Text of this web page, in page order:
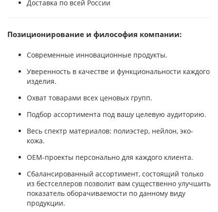
Доставка по всей России
Позиционирование и философия компании:
Современные инновационные продукты.
Уверенность в качестве и функциональности каждого
изделия.
Охват товарами всех ценовых групп.
Подбор ассортимента под вашу целевую аудиторию.
Весь спектр материалов: полиэстер, нейлон, эко-
кожа.
OEM-проекты персонально для каждого клиента.
Сбалансированный ассортимент, состоящий только
из бестселлеров позволит вам существенно улучшить
показатель оборачиваемости по данному виду
продукции.